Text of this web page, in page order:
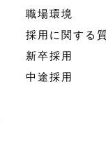
職場環境
採用に関する
新卒採用
中途採用